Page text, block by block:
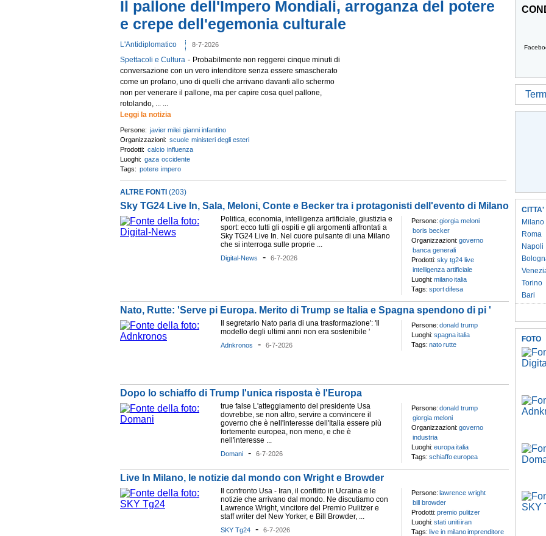
Il pallone dell'Impero Mondiali, arroganza del potere
e crepe dell'egemonia culturale
L'Antidiplomatico 8-7-2026
Spettacoli e Cultura - Probabilmente non reggerei cinque minuti di
conversazione con un vero intenditore senza essere smascherato
come un profano, uno di quelli che arrivano davanti allo schermo
non per venerare il pallone, ma per capire cosa quel pallone,
rotolando, ... ...
Leggi la notizia
Persone: javier milei gianni infantino
Organizzazioni: scuole ministeri degli esteri
Prodotti: calcio influenza
Luoghi: gaza occidente
Tags: potere impero
ALTRE FONTI (203)
Sky TG24 Live In, Sala, Meloni, Conte e Becker tra i protagonisti dell'evento di Milano
Politica, economia, intelligenza artificiale, giustizia e
sport: ecco tutti gli ospiti e gli argomenti affrontati a
Sky TG24 Live In. Nel cuore pulsante di una Milano
che si interroga sulle proprie ...
Digital-News - 6-7-2026
Persone: giorgia meloni
boris becker
Organizzazioni: governo
banca generali
Prodotti: sky tg24 live
intelligenza artificiale
Luoghi: milanoitalia
Tags: sportdifesa
Nato, Rutte: 'Serve pi Europa. Merito di Trump se Italia e Spagna spendono di pi '
Il segretario Nato parla di una trasformazione': 'Il
modello degli ultimi anni non era sostenibile '
Adnkronos - 6-7-2026
Persone: donald trump
Luoghi: spagnaitalia
Tags: natorutte
Dopo lo schiaffo di Trump l'unica risposta è l'Europa
true false L'atteggiamento del presidente Usa
dovrebbe, se non altro, servire a convincere il
governo che è nell'interesse dell'Italia essere più
fortemente europea, non meno, e che è
nell'interesse ...
Domani - 6-7-2026
Persone: donald trump
giorgia meloni
Organizzazioni: governo
industria
Luoghi: europaitalia
Tags: schiaffoeuropea
Live In Milano, le notizie dal mondo con Wright e Browder
Il confronto Usa - Iran, il conflitto in Ucraina e le
notizie che arrivano dal mondo. Ne discutiamo con
Lawrence Wright, vincitore del Premio Pulitzer e
staff writer del New Yorker, e Bill Browder, ...
SKY Tg24 - 6-7-2026
Persone: lawrence wright
bill browder
Prodotti: premio pulitzer
Luoghi: stati unitiiran
Tags: live in milanoimprenditore
CITTA'
Milano
Roma
Napoli
Torino
Bari
FOTO